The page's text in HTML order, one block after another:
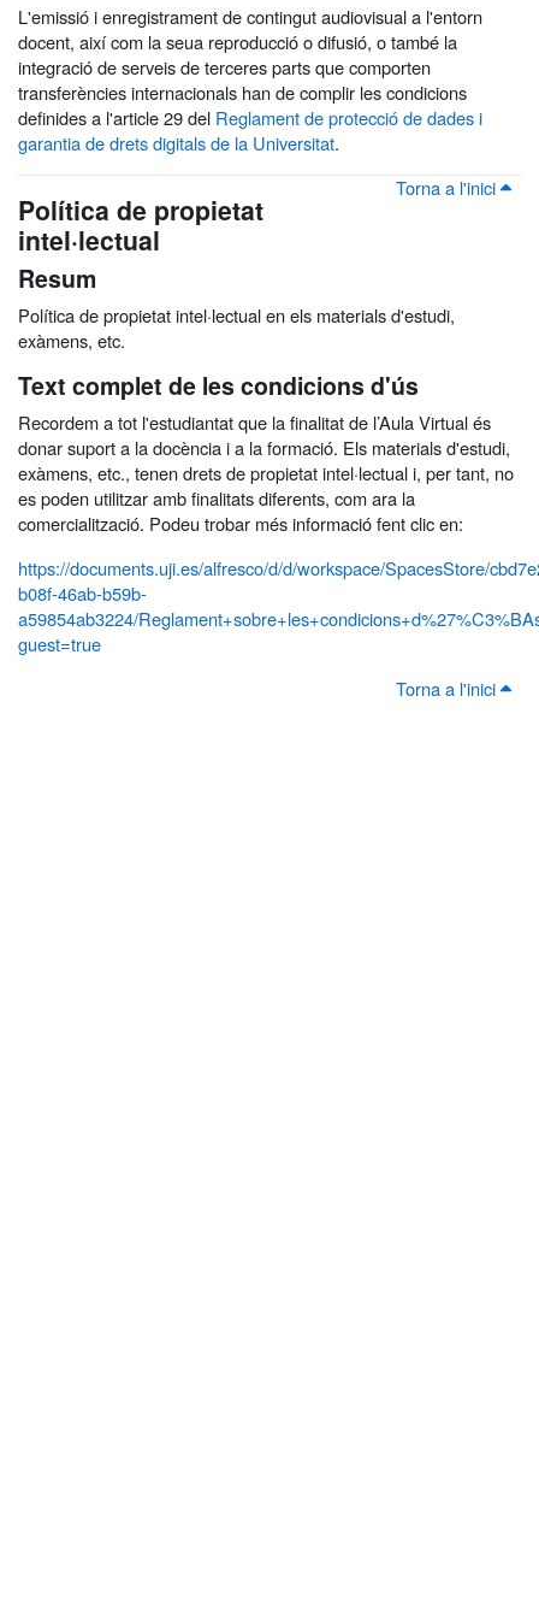
L'emissió i enregistrament de contingut audiovisual a l'entorn
docent, així com la seua reproducció o difusió, o també la
integració de serveis de terceres parts que comporten
transferències internacionals han de complir les condicions
definides a l'article 29 del Reglament de protecció de dades i
garantia de drets digitals de la Universitat.
Torna a l'inici
Política de propietat
intel·lectual
Resum
Política de propietat intel·lectual en els materials d'estudi,
exàmens, etc.
Text complet de les condicions d'ús
Recordem a tot l'estudiantat que la finalitat de l’Aula Virtual és
donar suport a la docència i a la formació. Els materials d'estudi,
exàmens, etc., tenen drets de propietat intel·lectual i, per tant, no
es poden utilitzar amb finalitats diferents, com ara la
comercialització. Podeu trobar més informació fent clic en:
https://documents.uji.es/alfresco/d/d/workspace/SpacesStore/
b08f-46ab-b59b-
a59854ab3224/
guest=true
Torna a l'inici